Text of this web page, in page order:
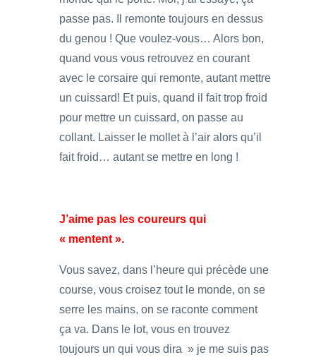
passe pas. Il remonte toujours en dessus
du genou ! Que voulez-vous… Alors bon,
quand vous vous retrouvez en courant
avec le corsaire qui remonte, autant mettre
un cuissard! Et puis, quand il fait trop froid
pour mettre un cuissard, on passe au
collant. Laisser le mollet à l’air alors qu’il
fait froid… autant se mettre en long !
J’aime pas les coureurs qui
« mentent ».
Vous savez, dans l’heure qui précède une
course, vous croisez tout le monde, on se
serre les mains, on se raconte comment
ça va. Dans le lot, vous en trouvez
toujours un qui vous dira » je me suis pas